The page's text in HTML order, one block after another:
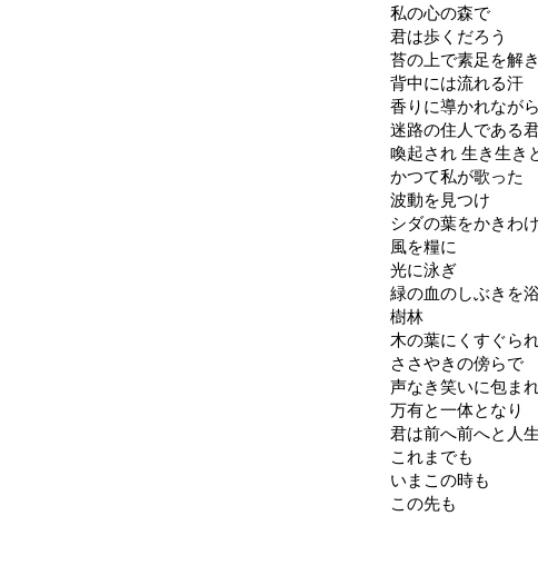
私の心の森で
君は歩くだろう
苔の上で素足を解
背中には流れる汗
香りに導かれながら
迷路の住人である
喚起され 生き生き
かつて私が歌った
波動を見つけ
シダの葉をかきわけ
風を糧に
光に泳ぎ
緑の血のしぶきを
樹林
木の葉にくすぐら
ささやきの傍らで
声なき笑いに包ま
万有と一体となり
君は前へ前へと人
これまでも
いまこの時も
この先も